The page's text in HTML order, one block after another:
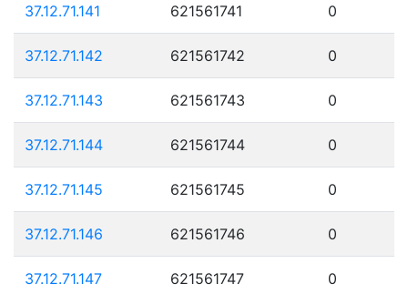
37.12.71.141 621561741 0
37.12.71.142 621561742 0
37.12.71.143 621561743 0
37.12.71.144 621561744 0
37.12.71.145 621561745 0
37.12.71.146 621561746 0
37.12.71.147 621561747 0